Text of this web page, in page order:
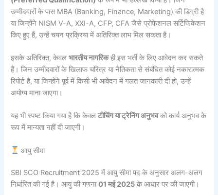
उम्मीदवारों के पास MBA (Banking, Finance, Marketing) की डिग्री है
या जिन्होंने NISM V-A, XXI-A, CFP, CFA जैसे प्रोफेशनल सर्टिफिकेशन
किए हुए हैं, उन्हें चयन प्रक्रिया में अतिरिक्त लाभ मिल सकता है।
इसके अतिरिक्त, केवलभारतीय नागरिकही इस भर्ती के लिए आवेदन कर सकते
हैं। जिन उम्मीदवारों के खिलाफ चरित्र या नैतिकता से संबंधित कोई नकारात्मक
रिपोर्ट है, या जिन्होंने पूर्व में किसी भी आवेदन में गलत जानकारी दी हो, उन्हें
अयोग्य माना जाएगा।
यह भी स्पष्ट किया गया है कि केवलटीचिंग या ट्रेनिंग अनुभवको कार्य अनुभव के
रूप में मान्यता नहीं दी जाएगी।
आयु सीमा
SBI SCO Recruitment 2025 में आयु सीमा पद के अनुसार अलग-अलग
निर्धारित की गई है। आयु की गणना01 मई 2025 के आधार पर की जाएगी।